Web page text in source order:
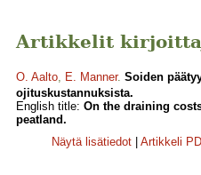
Artikkelit
O. Aalto, E. Manner. Soiden
ojituskustannuksista.
English title: On the draining
peatland.
Näytä lisätiedot
Artikkeli